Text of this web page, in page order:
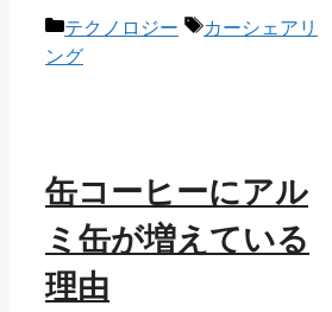
カ
テ
テクノロジー
タ
カーシェアリ
ング
缶コーヒーにアル
ミ缶が増えている
理由